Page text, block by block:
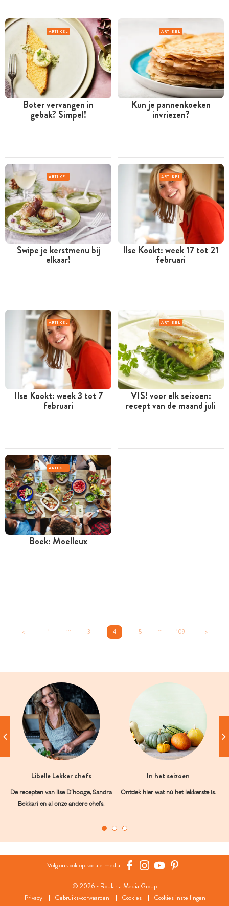
ARTIKEL
Boter vervangen in
gebak? Simpel!
ARTIKEL
Kun je pannenkoeken
invriezen?
ARTIKEL
Swipe je kerstmenu bij
elkaar!
ARTIKEL
Ilse Kookt: week 17 tot 21
februari
ARTIKEL
Ilse Kookt: week 3 tot 7
februari
ARTIKEL
VIS! voor elk seizoen:
recept van de maand juli
ARTIKEL
Boek: Moelleux
< 1 ... 3 4 5 ... 109 >
Libelle Lekker chefs
De recepten van Ilse D’hooge, Sandra
Bekkari en al onze andere chefs.
In het seizoen
Ontdek hier wat nú het lekkerste is.
Volg ons ook op sociale media:
© 2026 - Roularta Media Group
Privacy
Gebruiksvoorwaarden Cookies Cookies instellingen